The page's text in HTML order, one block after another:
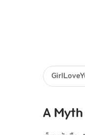
A